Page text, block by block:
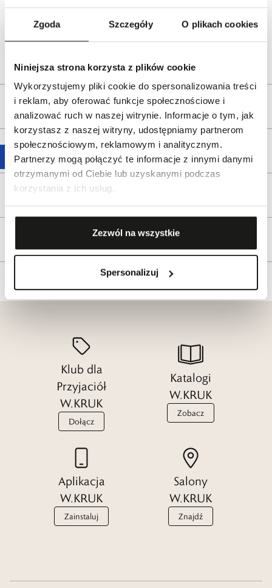
Zgoda Szczegóły O plikach cookies
Niniejsza strona korzysta z plików cookie
Wykorzystujemy pliki cookie do spersonalizowania treści
i reklam, aby oferować funkcje społecznościowe i
analizować ruch w naszej witrynie. Informacje o tym, jak
korzystasz z naszej witryny, udostępniamy partnerom
społecznościowym, reklamowym i analitycznym.
Partnerzy mogą połączyć te informacje z innymi danymi
otrzymanymi od Ciebie lub uzyskanymi podczas
korzystania z ich usług.
Zezwól na wszystkie
Spersonalizuj
Dystrybutor:
W.KRUK S.A
ul. Pilotów 10, 31-462 Kraków
e-mail:gspr@wkruk.pl
Opis produktu
Wysyłka
Reklamacje i zwroty
Klub dla
Przyjaciół
W.KRUK
Dołącz
Katalogi
W.KRUK
Zobacz
Aplikacja
W.KRUK
Zainstaluj
Salony
W.KRUK
Znajdź